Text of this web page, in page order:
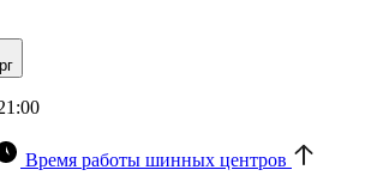
Время работы шинных центров